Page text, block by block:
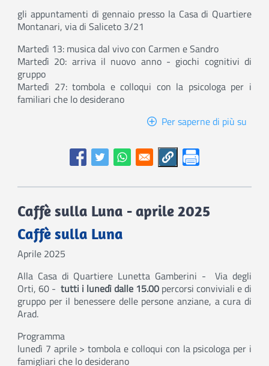
gli appuntamenti di gennaio presso la Casa di Quartiere
Montanari, via di Saliceto 3/21
Martedì 13: musica dal vivo con Carmen e Sandro
Martedì 20: arriva il nuovo anno - giochi cognitivi di
gruppo
Martedì 27: tombola e colloqui con la psicologa per i
familiari che lo desiderano
Per saperne di più su
Caffè sulla Luna - aprile 2025
Caffè sulla Luna
Aprile 2025
Alla Casa di Quartiere Lunetta Gamberini - Via degli
Orti, 60 - tutti i lunedì dalle 15.00 percorsi conviviali e di
gruppo per il benessere delle persone anziane, a cura di
Arad.
Programma
lunedì 7 aprile > tombola e colloqui con la psicologa per i
famigliari che lo desiderano